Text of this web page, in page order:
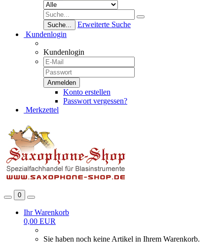
Suche...
Erweiterte Suche
Kundenlogin
Kundenlogin
Konto erstellen
Passwort vergessen?
Merkzettel
0
Ihr Warenkorb
0,00 EUR
Sie haben noch keine Artikel in Ihrem Warenkorb.